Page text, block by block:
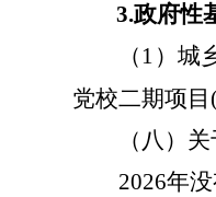
3.政府性
（ 1 ）城
党校二期项目
（八）
2026年